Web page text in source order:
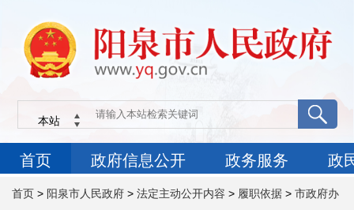
首页 > 阳泉市人民政府 > 法定主动公开内容 > 履职依据 > 市政府办